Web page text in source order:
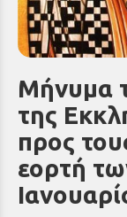
Μήνυμα
της
προς
εορτή